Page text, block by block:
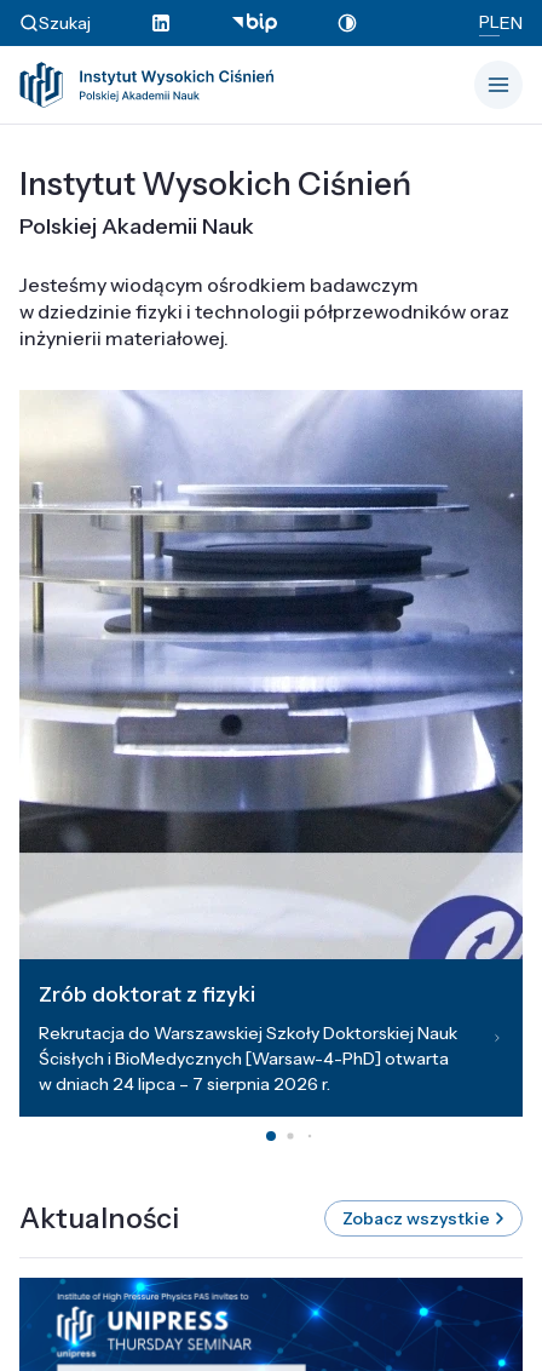
Szukaj PLEN
Instytut Wysokich Ciśnień
Polskiej Akademii Nauk
Jesteśmy wiodącym ośrodkiem badawczym
w dziedzinie fizyki i technologii półprzewodników oraz
inżynierii materiałowej.
Zrób doktorat z fizyki
Rekrutacja do Warszawskiej Szkoły Doktorskiej Nauk
Ścisłych i BioMedycznych [Warsaw-4-PhD] otwarta
w dniach 24 lipca – 7 sierpnia 2026 r.
Aktualności Zobacz wszystkie